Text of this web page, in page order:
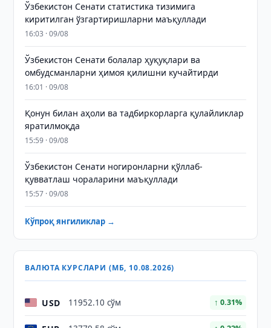
Ўзбекистон Сенати статистика тизимига
киритилган ўзгартиришларни маъқуллади
16:03 · 09/08
Ўзбекистон Сенати болалар ҳуқуқлари ва
омбудсманларни ҳимоя қилишни кучайтирди
16:01 · 09/08
Қонун билан аҳоли ва тадбиркорларга қулайликлар
яратилмоқда
15:59 · 09/08
Ўзбекистон Сенати ногиронларни қўллаб-
қувватлаш чораларини маъқуллади
15:57 · 09/08
Кўпроқ янгиликлар →
ВАЛЮТА КУРСЛАРИ (МБ, 10.08.2026)
USD 11952.10 сўм ↑ 0.31%